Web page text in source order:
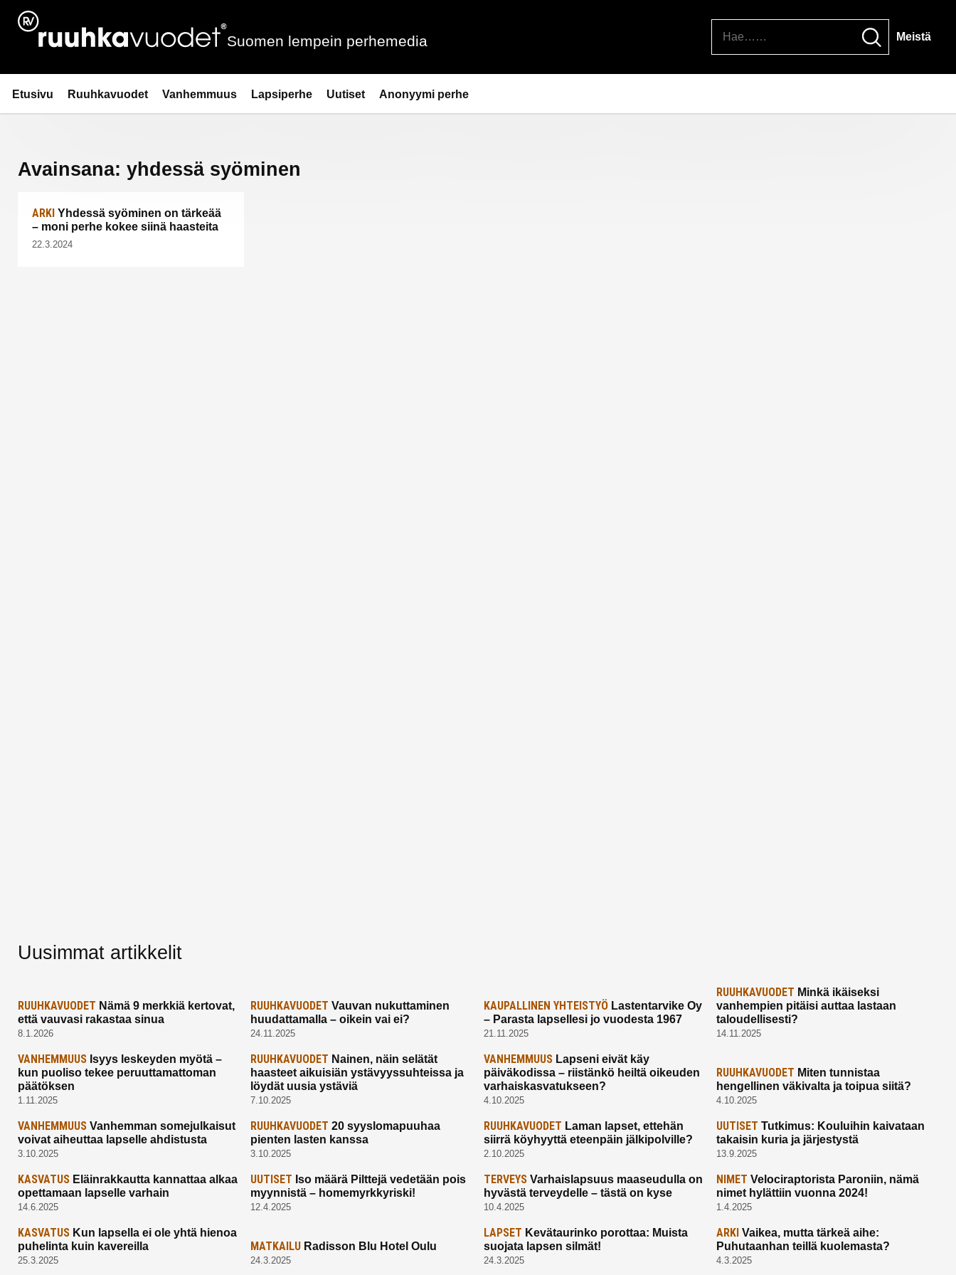
Siirry
sisältöön
Ruuhkavuodet.fi
Suomen lempein perhemedia Meistä
Etusivu Ruuhkavuodet Vanhemmuus Lapsiperhe Uutiset Anonyymi perhe
Avainsana: yhdessä syöminen
ARKI Yhdessä syöminen on tärkeää
– moni perhe kokee siinä haasteita
22.3.2024
Uusimmat artikkelit
RUUHKAVUODET Nämä 9 merkkiä kertovat,
että vauvasi rakastaa sinua
8.1.2026
RUUHKAVUODET Vauvan nukuttaminen
huudattamalla – oikein vai ei?
24.11.2025
KAUPALLINEN YHTEISTYÖLastentarvike Oy
– Parasta lapsellesi jo vuodesta 1967
21.11.2025
RUUHKAVUODET Minkä ikäiseksi
vanhempien pitäisi auttaa lastaan
taloudellisesti?
14.11.2025
VANHEMMUUS Isyys leskeyden myötä –
kun puoliso tekee peruuttamattoman
päätöksen
1.11.2025
RUUHKAVUODET Nainen, näin selätät
haasteet aikuisiän ystävyyssuhteissa ja
löydät uusia ystäviä
7.10.2025
VANHEMMUUSLapseni eivät käy
päiväkodissa – riistänkö heiltä oikeuden
varhaiskasvatukseen?
4.10.2025
RUUHKAVUODET Miten tunnistaa
hengellinen väkivalta ja toipua siitä?
4.10.2025
VANHEMMUUS Vanhemman somejulkaisut
voivat aiheuttaa lapselle ahdistusta
3.10.2025
RUUHKAVUODET 20 syyslomapuuhaa
pienten lasten kanssa
3.10.2025
RUUHKAVUODET Laman lapset, ettehän
siirrä köyhyyttä eteenpäin jälkipolville?
2.10.2025
UUTISET Tutkimus: Kouluihin kaivataan
takaisin kuria ja järjestystä
13.9.2025
KASVATUS Eläinrakkautta kannattaa alkaa
opettamaan lapselle varhain
14.6.2025
UUTISET Iso määrä Pilttejä vedetään pois
myynnistä – homemyrkkyriski!
12.4.2025
TERVEYSVarhaislapsuus maaseudulla on
hyvästä terveydelle – tästä on kyse
10.4.2025
NIMET Velociraptorista Paroniin, nämä
nimet hylättiin vuonna 2024!
1.4.2025
KASVATUS Kun lapsella ei ole yhtä hienoa
puhelinta kuin kavereilla
25.3.2025
MATKAILU Radisson Blu Hotel Oulu
24.3.2025
LAPSET Kevätaurinko porottaa: Muista
suojata lapsen silmät!
24.3.2025
ARKI Vaikea, mutta tärkeä aihe:
Puhutaanhan teillä kuolemasta?
4.3.2025